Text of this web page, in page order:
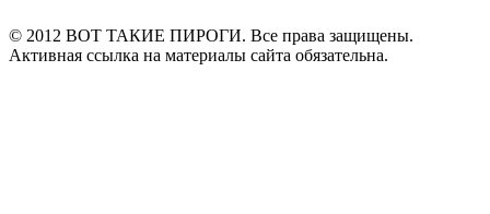
© 2012 ВОТ ТАКИЕ ПИРОГИ. Все права защищены.
Активная ссылка на материалы сайта обязательна.